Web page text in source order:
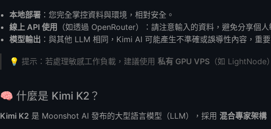
本地部署 ：您完全掌控資料與環境，相對安全。
線上 API 使用 （如透過 OpenRouter）：請注意輸入的資料，避免分享個人
模型輸出 ：與其他 LLM 相同，Kimi AI 可能產生不準確或誤導性內容，重
💡 提示：若處理敏感工作負載，建議使用私有 GPU VPS （如 LightNode
🧠 什麼是 Kimi K2？
Kimi K2 是 Moonshot AI 發布的大型語言模型（LLM），採用 混合專家架構